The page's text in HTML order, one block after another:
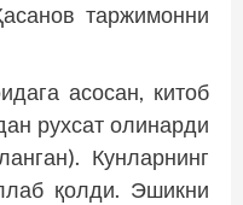
таржимонни
асосан, китоб
рухсат олинарди
Кунларнинг
қолди. Эшикни